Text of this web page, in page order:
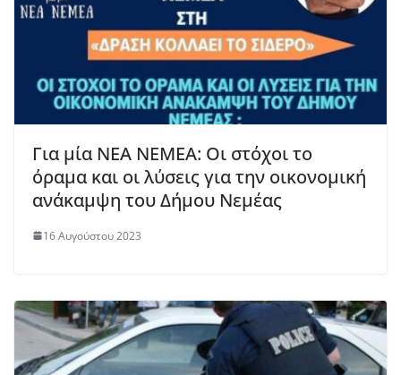
Για μία ΝΕΑ ΝΕΜΕΑ: Οι στόχοι το
όραμα και οι λύσεις για την οικονομική
ανάκαμψη του Δήμου Νεμέας
16 Αυγούστου 2023